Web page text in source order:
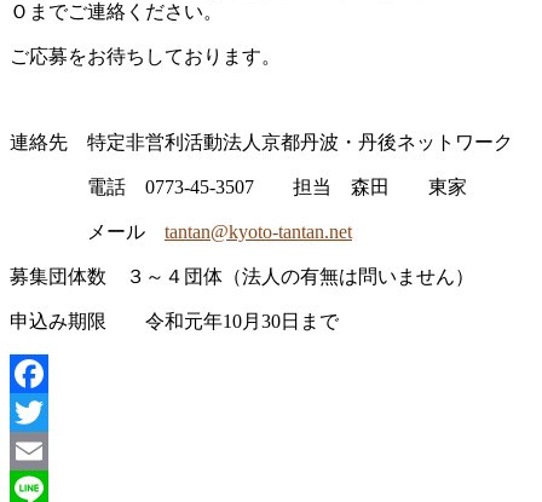
Ｏまでご連絡ください。
ご応募をお待ちしております。
連絡先 特定非営利活動法人京都丹波・丹後ネットワーク
電話 0773-45-3507 担当 森田 東家
メール tantan@kyoto-tantan.net
募集団体数 ３～４団体（法人の有無は問いません）
申込み期限 令和元年10月30日まで
Facebook
Twitter
Email